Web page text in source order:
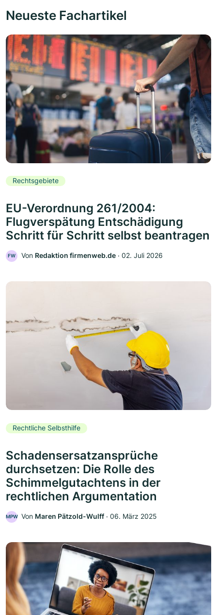
Neueste Fachartikel
Rechtsgebiete
EU-Verordnung 261/2004:
Flugverspätung Entschädigung
Schritt für Schritt selbst beantragen
FW Von Redaktion firmenweb.de ‧ 02. Juli 2026
Rechtliche Selbsthilfe
Schadensersatzansprüche
durchsetzen: Die Rolle des
Schimmelgutachtens in der
rechtlichen Argumentation
MPW Von Maren Pätzold-Wulff ‧ 06. März 2025